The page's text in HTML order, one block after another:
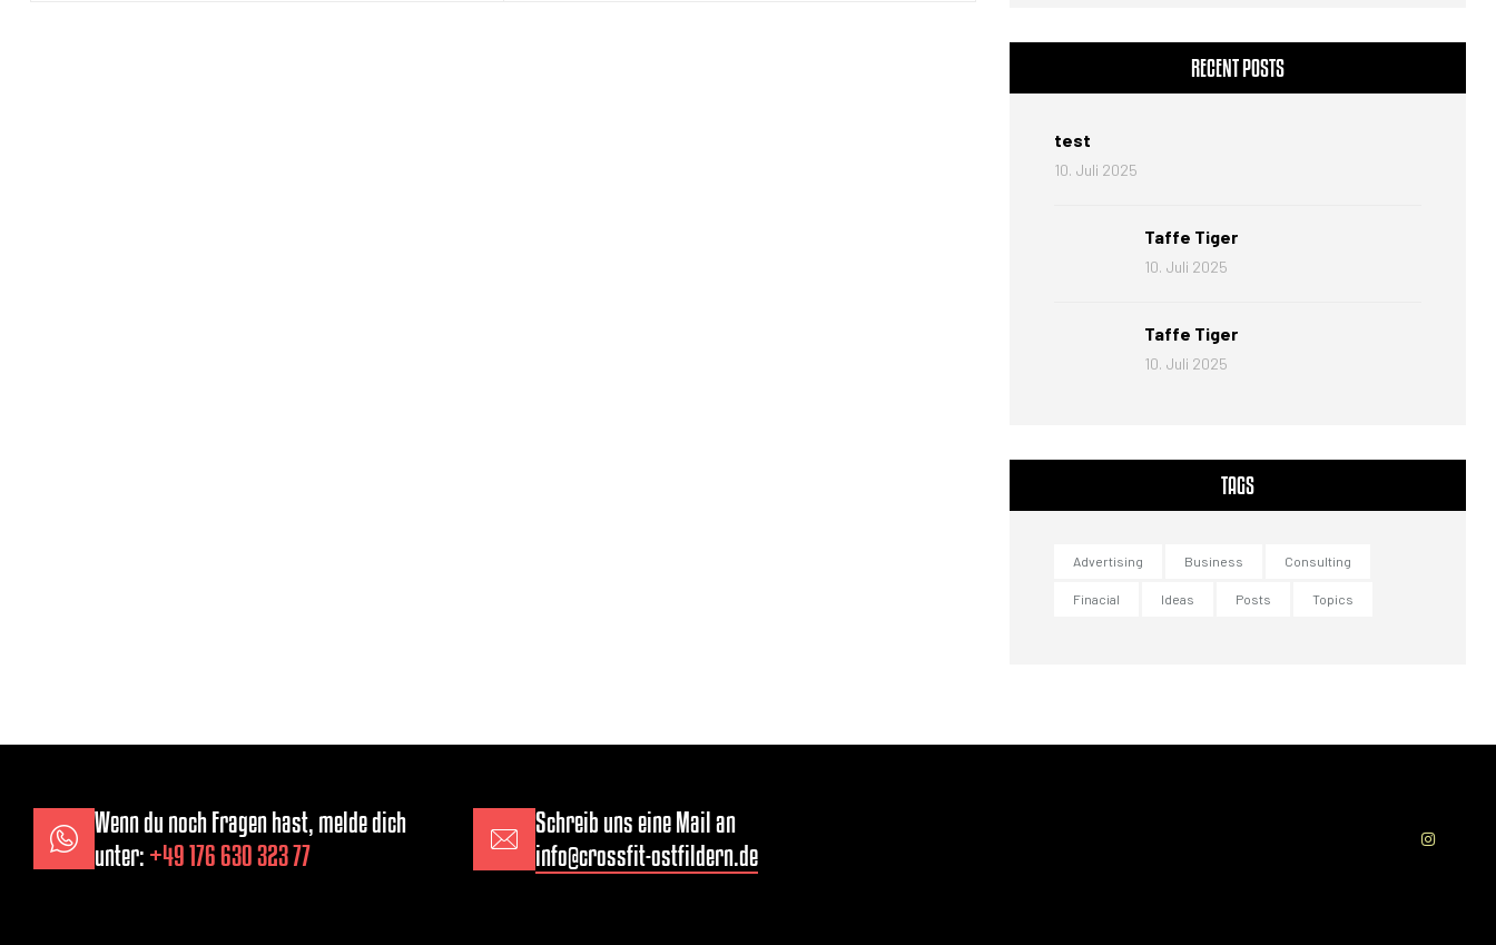
RECENT POSTS
test
10. Juli 2025
Taffe Tiger
10. Juli 2025
Taffe Tiger
10. Juli 2025
TAGS
Advertising Business Consulting
Finacial Ideas Posts Topics
Wenn du noch Fragen hast, melde dich
unter: +49 176 630 323 77
Schreib uns eine Mail an
info@crossfit-ostfildern.de